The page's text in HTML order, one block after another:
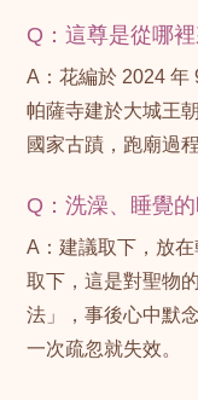
Q：這尊是從哪
A：花編於 2024 年
帕薩寺建於大城王
國家古蹟，跑廟過
Q：洗澡、睡覺
A：建議取下，放
取下，這是對聖物
法」，事後心中默
一次疏忽就失效。